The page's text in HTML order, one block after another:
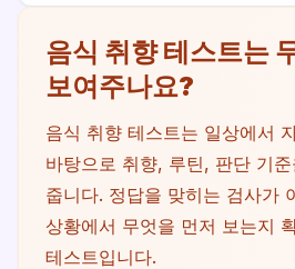
음식 취향 테스트는
보여주나요?
음식 취향 테스트는 일상에서
바탕으로 취향, 루틴, 판단 기
줍니다. 정답을 맞히는 검사가
상황에서 무엇을 먼저 보는지
테스트입니다.